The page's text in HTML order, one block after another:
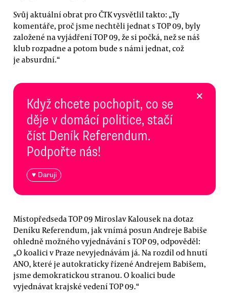
Svůj aktuální obrat pro ČTK vysvětlil takto: „Ty
komentáře, proč jsme nechtěli jednat s TOP 09, byly
založené na vyjádření TOP 09, že si počká, než se náš
klub rozpadne a potom bude s námi jednat, což
je absurdní.“
Když chcete pochopit, co se
děje v domácí politice, stačí
číst Deník Referendum.
Podpořte nás!
♥ Daruji
×
Místopředseda TOP 09 Miroslav Kalousek na dotaz
Deníku Referendum, jak vnímá posun Andreje Babiše
ohledně možného vyjednávání s TOP 09, odpověděl:
„O koalici v Praze nevyjednávám já. Na rozdíl od hnutí
ANO, které je autokraticky řízené Andrejem Babišem,
jsme demokratickou stranou. O koalici bude
vyjednávat krajské vedení TOP 09.“